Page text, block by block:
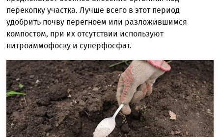
перекопку участка. Лучше всего в этот период
удобрить почву перегноем или разложившимся
компостом, при их отсутствии используют
нитроаммофоску и суперфосфат.